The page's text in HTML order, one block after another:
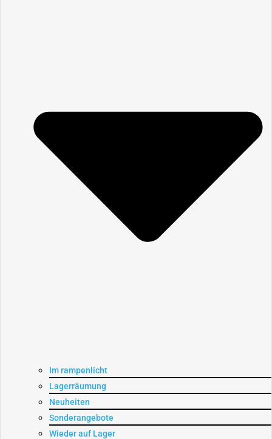
Im rampenlicht
Lagerräumung
Neuheiten
Sonderangebote
Wieder auf Lager